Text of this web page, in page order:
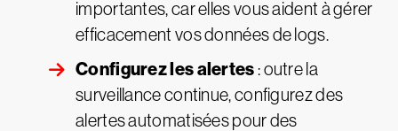
importantes, car elles vous aident à gérer
efficacement vos données de logs.
Configurez les alertes : outre la
surveillance continue, configurez des
alertes automatisées pour des